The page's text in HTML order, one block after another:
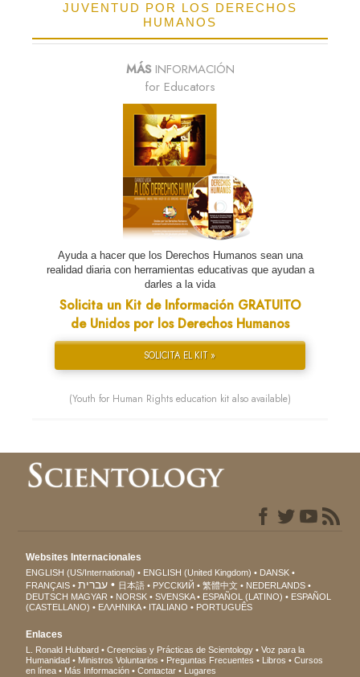
JUVENTUD POR LOS DERECHOS
HUMANOS
MÁSINFORMACIÓN
for Educators
Ayuda a hacer que los Derechos Humanos sean una
realidad diaria con herramientas educativas que ayudan a
darles a la vida
Solicita un Kit de Información GRATUITO
de Unidos por los Derechos Humanos
SOLICITA EL KIT »
(Youth for Human Rights education kit also available)
Websites Internacionales
ENGLISH (US/International) ENGLISH (United Kingdom)
DANSK
FRANÇAIS
עברית 日本語 РУССКИЙ 繁體中文
NEDERLANDS
DEUTSCH MAGYAR NORSK SVENSKA ESPAÑOL (LATINO)
ESPAÑOL
(CASTELLANO)
ΕΛΛΗΝΙΚA ITALIANO PORTUGUÊS
Enlaces
L. Ronald Hubbard Creencias y Prácticas de Scientology
Voz para la
Humanidad
Ministros Voluntarios Preguntas Frecuentes Libros
Cursos
en línea
Más Información Contactar Lugares